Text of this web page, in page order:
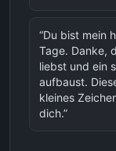
“Du bist mein
Tage. Danke,
liebst und ein
aufbaust.
kleines
dich.”